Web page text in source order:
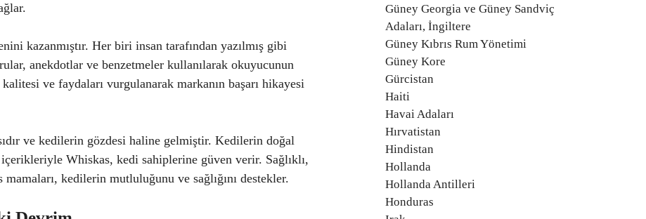
kazanmıştır. Her biri insan tarafından yazılmış gibi
anekdotlar ve benzetmeler kullanılarak okuyucunun
ve faydaları vurgulanarak markanın başarı hikayesi
ve kedilerin gözdesi haline gelmiştir. Kedilerin doğal
Whiskas, kedi sahiplerine güven verir. Sağlıklı,
kedilerin mutluluğunu ve sağlığını destekler.
Güney Georgia ve Güney Sandviç
Adaları, İngiltere
Güney Kıbrıs Rum Yönetimi
Güney Kore
Gürcistan
Haiti
Havai Adaları
Hırvatistan
Hindistan
Hollanda
Hollanda Antilleri
Honduras